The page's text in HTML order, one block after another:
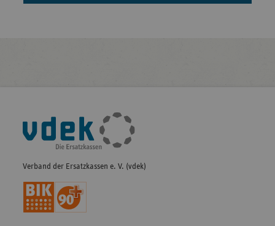
Fußleisten-
Navigation
Verband der Ersatzkassen e. V. (vdek)